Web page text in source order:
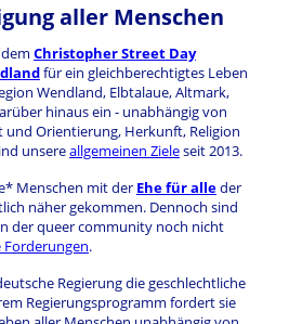
aller Menschen
Christopher Street Day
für ein gleichberechtigtes Leben
Wendland, Elbtalaue, Altmark,
hinaus ein - unabhängig von
Orientierung, Herkunft, Religion
unsereallgemeinen Zieleseit 2013.
Menschen mit der Ehe für alleder
näher gekommen. Dennoch sind
der queer community noch nicht
Forderungen.
Regierung die geschlechtliche
Regierungsprogramm fordert sie